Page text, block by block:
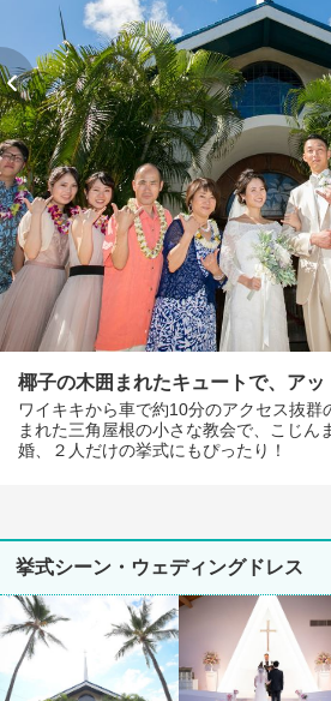
椰子の木囲まれたキュートで、ア
ワイキキから車で約10分のアクセス抜群
まれた三角屋根の小さな教会で、こじん
婚、２人だけの挙式にもぴったり！
挙式シーン・ウェディングドレス